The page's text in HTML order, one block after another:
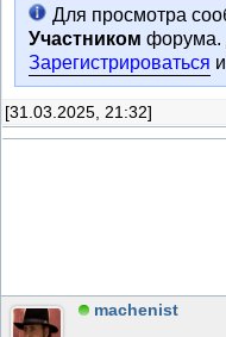
Для просмотра
Участником форума.
Зарегистрироваться
[31.03.2025, 21:32]
machenist